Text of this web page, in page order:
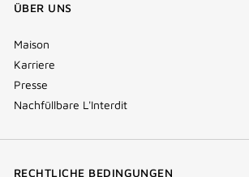
ÜBER UNS
Maison
Karriere
Presse
Nachfüllbare L'Interdit
RECHTLICHE BEDINGUNGEN